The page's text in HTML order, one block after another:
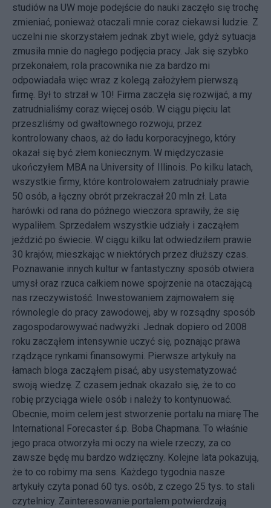
studiów na UW moje podejście do nauki zaczęło się trochę
zmieniać, ponieważ otaczali mnie coraz ciekawsi ludzie. Z
uczelni nie skorzystałem jednak zbyt wiele, gdyż sytuacja
zmusiła mnie do nagłego podjęcia pracy. Jak się szybko
przekonałem, rola pracownika nie za bardzo mi
odpowiadała więc wraz z kolegą założyłem pierwszą
firmę. Był to strzał w 10! Firma zaczęła się rozwijać, a my
zatrudnialiśmy coraz więcej osób. W ciągu pięciu lat
przeszliśmy od gwałtownego rozwoju, przez
kontrolowany chaos, aż do ładu korporacyjnego, który
okazał się być złem koniecznym. W międzyczasie
ukończyłem MBA na University of Illinois. Po kilku latach,
wszystkie firmy, które kontrolowałem zatrudniały prawie
50 osób, a łączny obrót przekraczał 20 mln zł. Lata
harówki od rana do późnego wieczora sprawiły, że się
wypaliłem. Sprzedałem wszystkie udziały i zacząłem
jeździć po świecie. W ciągu kilku lat odwiedziłem prawie
30 krajów, mieszkając w niektórych przez dłuższy czas.
Poznawanie innych kultur w fantastyczny sposób otwiera
umysł oraz rzuca całkiem nowe spojrzenie na otaczającą
nas rzeczywistość. Inwestowaniem zajmowałem się
równolegle do pracy zawodowej, aby w rozsądny sposób
zagospodarowywać nadwyżki. Jednak dopiero od 2008
roku zacząłem intensywnie uczyć się, poznając prawa
rządzące rynkami finansowymi. Pierwsze artykuły na
łamach bloga zacząłem pisać, aby usystematyzować
swoją wiedzę. Z czasem jednak okazało się, że to co
robię przyciąga wiele osób i należy to kontynuować.
Obecnie, moim celem jest stworzenie portalu na miarę The
International Forecaster ś.p. Boba Chapmana. To właśnie
jego praca otworzyła mi oczy na wiele rzeczy, za co
zawsze będę mu bardzo wdzięczny. Kolejne lata pokazują,
że to co robimy ma sens. Każdego tygodnia nasze
artykuły czyta ponad 60 tys. osób, z czego 25 tys. to stali
czytelnicy. Zainteresowanie portalem potwierdzają